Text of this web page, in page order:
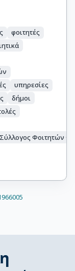
φοιτητές
υπηρεσίες
δήμοι
Φοιτητών